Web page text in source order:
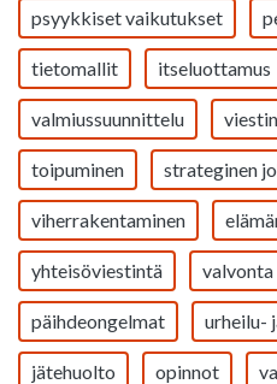
psyykkiset vaikutukset
tietomallit itseluottamus
valmiussuunnittelu
toipuminen strateginen
viherrakentaminen
yhteisöviestintä valvonta
päihdeongelmat urheilu-
jätehuolto opinnot